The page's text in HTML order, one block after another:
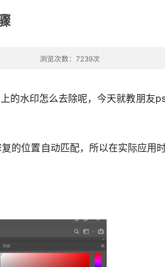
浏览次数：7239次
的水印怎么去除呢，今天就教朋友
的位置自动匹配，所以在实际应用